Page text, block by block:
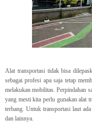
Alat transportasi tidak bisa
sebagai profesi apa saja tetap
melakukan mobilitas. Perpindahan
yang mesti kita perlu gunakan alat
terbang. Untuk transportasi laut
dan lainnya.